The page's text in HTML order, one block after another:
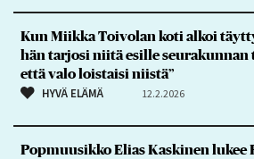
Kun Miikka Toivolan koti alkoi
hän tarjosi niitä esille
että valo loistaisi niistä”
HYVÄ ELÄMÄ 12.2.2026
Popmuusikko Elias Kaskinen lukee